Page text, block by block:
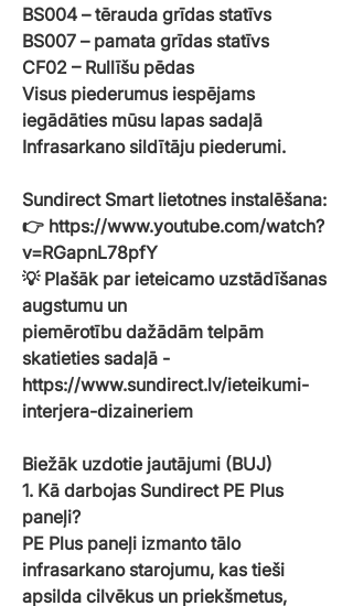
BS004 – tērauda grīdas statīvs
BS007 – pamata grīdas statīvs
CF02 – Rullīšu pēdas
Visus piederumus iespējams
iegādāties mūsu lapas sadaļā
Infrasarkano sildītāju piederumi.
Sundirect Smart lietotnes instalēšana:
👉 https://www.youtube.com/watch?
v=RGapnL78pfY
💡 Plašāk par ieteicamo uzstādīšanas
augstumu un
piemērotību dažādām telpām
skatieties sadaļā -
https://www.sundirect.lv/ieteikumi-
interjera-dizaineriem
Biežāk uzdotie jautājumi (BUJ)
1. Kā darbojas Sundirect PE Plus
paneļi?
PE Plus paneļi izmanto tālo
infrasarkano starojumu, kas tieši
apsilda cilvēkus un priekšmetus,